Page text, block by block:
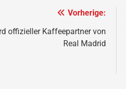
Vorherige:
offizieller Kaffeepartner von
Real Madrid